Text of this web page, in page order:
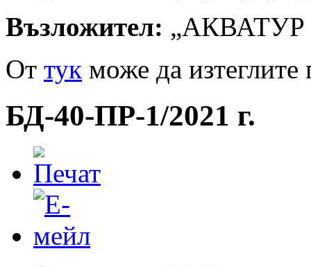
Възложител: „АКВАТУР
От тук може да
БД-40-ПР-1/2021 г.